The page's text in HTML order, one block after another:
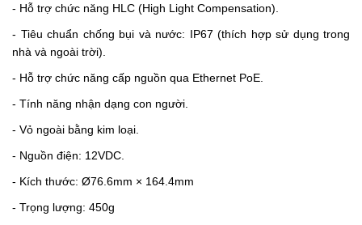
- Hỗ trợ chức năng HLC (High Light Compensation).
- Tiêu chuẩn chống bụi và nước: IP67 (thích hợp sử dụng trong
nhà và ngoài trời).
- Hỗ trợ chức năng cấp nguồn qua Ethernet PoE.
- Tính năng nhận dạng con người.
- Vỏ ngoài bằng kim loại.
- Nguồn điện: 12VDC.
- Kích thước: Ø76.6mm × 164.4mm
- Trọng lượng: 450g